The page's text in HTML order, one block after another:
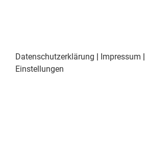
Datenschutzerklärung Impressum
Einstellungen